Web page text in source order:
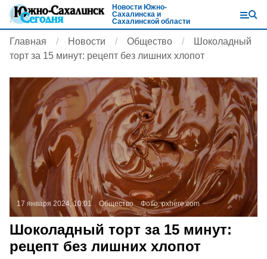
Новости Южно-
Сахалинска и
Сахалинской области
Главная Новости Общество
Шоколадный
торт за 15 минут: рецепт без лишних хлопот
17 января 2024, 10:01 Общество Фото:pxhere.com
Шоколадный торт за 15 минут:
рецепт без лишних хлопот